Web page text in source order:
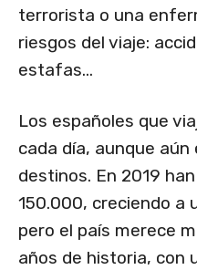
terrorista o una
riesgos del viaje:
estafas…
Los españoles que
cada día, aunque
destinos. En 2019
150.000, creciendo a
pero el país merece
años de historia, con